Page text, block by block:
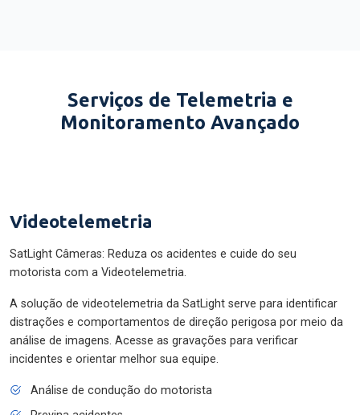
Serviços de Telemetria e
Monitoramento Avançado
Videotelemetria
SatLight Câmeras: Reduza os acidentes e cuide do seu
motorista com a Videotelemetria.
A solução de videotelemetria da SatLight serve para identificar
distrações e comportamentos de direção perigosa por meio da
análise de imagens. Acesse as gravações para verificar
incidentes e orientar melhor sua equipe.
Análise de condução do motorista